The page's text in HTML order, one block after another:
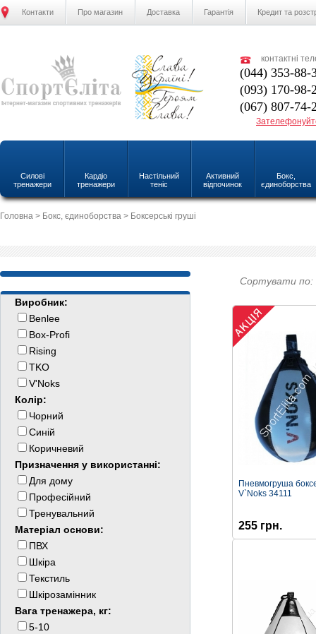
Контакти Про магазин Доставка Гарантія Кредит та
контактні
(044) 353-88-
(093) 170-98-
(067) 807-74-
Силові
тренажери
Кардіо
тренажери
Настільний
теніс
Активний
відпочинок
Бокс,
єдиноборства
Головна > Бокс, єдиноборства > Боксерські груші
Виробник:
Benlee
Box-Profi
Rising
TKO
V'Noks
Колір:
Чорний
Синій
Коричневий
Призначення у використанні:
Для дому
Професійний
Тренувальний
Матеріал основи:
ПВХ
Шкіра
Текстиль
Шкірозамінник
Вага тренажера, кг:
5-10
Сортувати по:
Пневмогруша
V`Noks 34111
255 грн.